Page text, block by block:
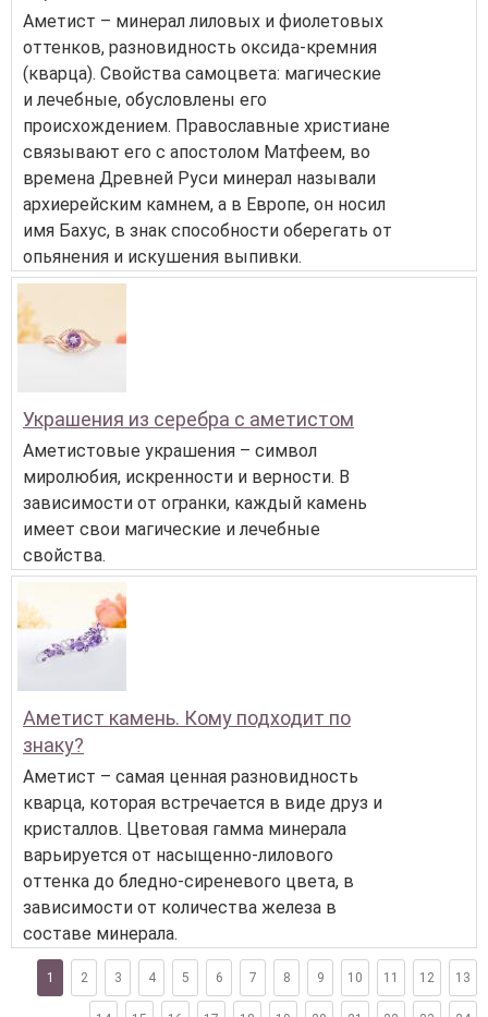
Аметист – минерал лиловых и фиолетовых
оттенков, разновидность оксида-кремния
(кварца). Свойства самоцвета: магические
и лечебные, обусловлены его
происхождением. Православные христиане
связывают его с апостолом Матфеем, во
времена Древней Руси минерал называли
архиерейским камнем, а в Европе, он носил
имя Бахус, в знак способности оберегать от
опьянения и искушения выпивки.
Украшения из серебра с аметистом
Аметистовые украшения – символ
миролюбия, искренности и верности. В
зависимости от огранки, каждый камень
имеет свои магические и лечебные
свойства.
Аметист камень. Кому подходит по
знаку?
Аметист – самая ценная разновидность
кварца, которая встречается в виде друз и
кристаллов. Цветовая гамма минерала
варьируется от насыщенно-лилового
оттенка до бледно-сиреневого цвета, в
зависимости от количества железа в
составе минерала.
1 2 3 4 5 6 7 8 9 10 11 12 13